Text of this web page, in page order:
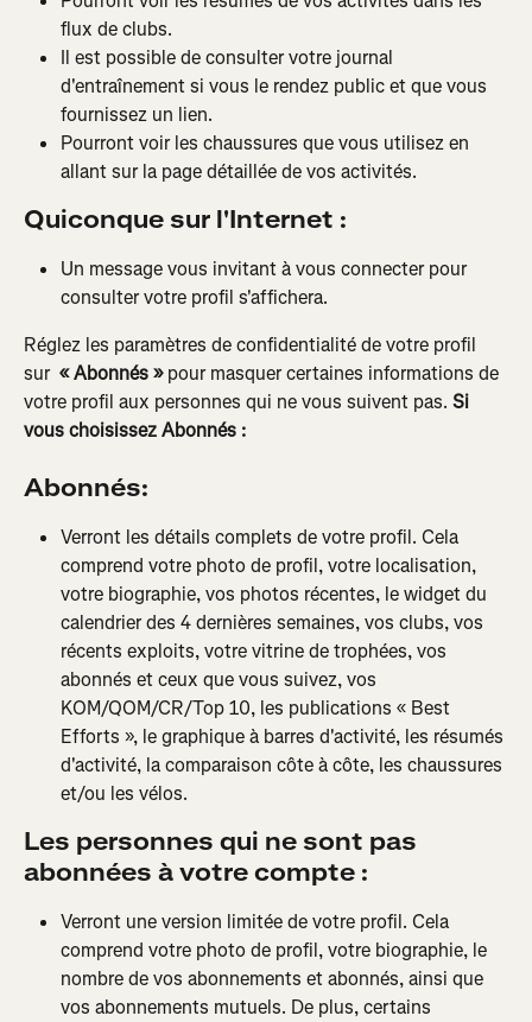
flux de clubs.
Il est possible de consulter votre journal
d'entraînement si vous le rendez public et que vous
fournissez un lien.
Pourront voir les chaussures que vous utilisez en
allant sur la page détaillée de vos activités.
Quiconque sur l'Internet :
Un message vous invitant à vous connecter pour
consulter votre profil s'affichera.
Réglez les paramètres de confidentialité de votre profil
sur « Abonnés » pour masquer certaines informations de
votre profil aux personnes qui ne vous suivent pas. Si
vous choisissez Abonnés :
Abonnés:
Verront les détails complets de votre profil. Cela
comprend votre photo de profil, votre localisation,
votre biographie, vos photos récentes, le widget du
calendrier des 4 dernières semaines, vos clubs, vos
récents exploits, votre vitrine de trophées, vos
abonnés et ceux que vous suivez, vos
KOM/QOM/CR/Top 10, les publications « Best
Efforts », le graphique à barres d'activité, les résumés
d'activité, la comparaison côte à côte, les chaussures
et/ou les vélos.
Les personnes qui ne sont pas
abonnées à votre compte :
Verront une version limitée de votre profil. Cela
comprend votre photo de profil, votre biographie, le
nombre de vos abonnements et abonnés, ainsi que
vos abonnements mutuels. De plus, certains